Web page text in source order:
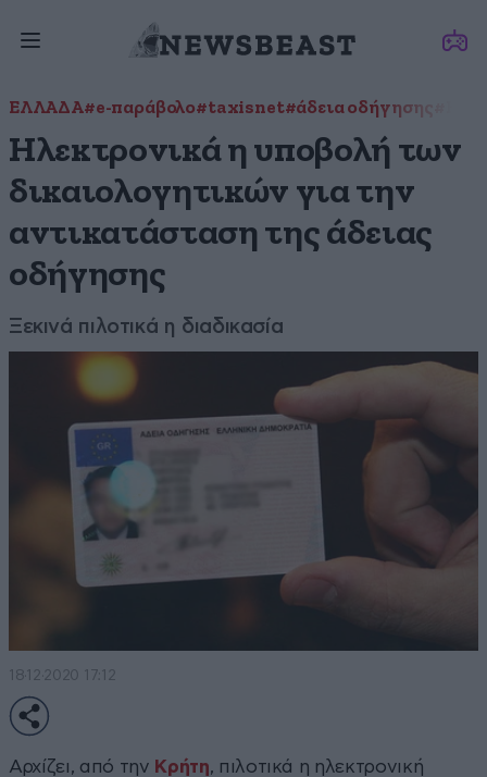
ΕΛΛΑΔΑ#e-παράβολο#taxisnet#άδεια οδήγησης
Ηλεκτρονικά η υποβολή των
δικαιολογητικών για την
αντικατάσταση της άδειας
οδήγησης
Ξεκινά πιλοτικά η διαδικασία
18·12·2020 17:12
Αρχίζει, από την Κρήτη, πιλοτικά η ηλεκτρονική